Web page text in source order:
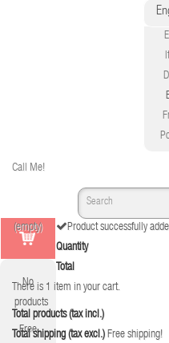
Call Me!
(empty)
No
products
Free
Product successfully
Quantity
Total
There is 1 item in your cart.
Total products (tax incl.)
Total shipping (tax excl.) Free shipping!